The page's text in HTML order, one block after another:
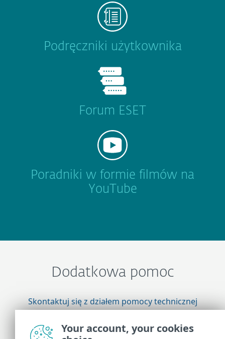
Podręczniki użytkownika
Forum ESET
Poradniki w formie filmów na
YouTube
Dodatkowa pomoc
Skontaktuj się z działem pomocy technicznej
firmy ESET
Your account, your cookies